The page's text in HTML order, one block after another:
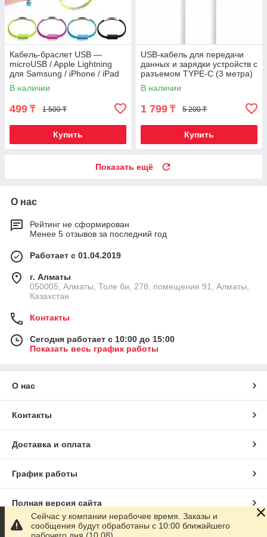
Кабель-браслет USB —
microUSB / Apple Lightning
для Samsung / iPhone / iPad
(Розовый / USB-microUSB)
В наличии
499 ₸ 1 500 ₸
Купить
USB-кабель для передачи
данных и зарядки устройств с
разъемом TYPE-C (3 метра)
В наличии
1 799 ₸ 5 200 ₸
Купить
Показать ещё
О нас
Рейтинг не сформирован
Менее 5 отзывов за последний год
Работает с 01.04.2019
г. Алматы
050005, Алматы, Толе би, 278, помещение 91, Алматы,
Казахстан
Контакты
Сегодня работает с 10:00 до 15:00
Показать весь график работы
О нас
Контакты
Доставка и оплата
График работы
Полная версия сайта
Сайт создан на маркетплейсе
Сейчас у компании нерабочее время. Заказы и
сообщения будут обработаны с 10:00 ближайшего